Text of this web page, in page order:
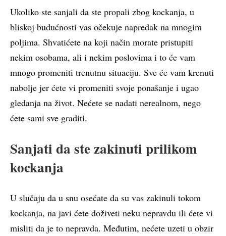
Ukoliko ste sanjali da ste propali zbog kockanja, u
bliskoj budućnosti vas očekuje napredak na mnogim
poljima. Shvatićete na koji način morate pristupiti
nekim osobama, ali i nekim poslovima i to će vam
mnogo promeniti trenutnu situaciju. Sve će vam krenuti
nabolje jer ćete vi promeniti svoje ponašanje i ugao
gledanja na život. Nećete se nadati nerealnom, nego
ćete sami sve graditi.
Sanjati da ste zakinuti prilikom
kockanja
U slučaju da u snu osećate da su vas zakinuli tokom
kockanja, na javi ćete doživeti neku nepravdu ili ćete vi
misliti da je to nepravda. Međutim, nećete uzeti u obzir